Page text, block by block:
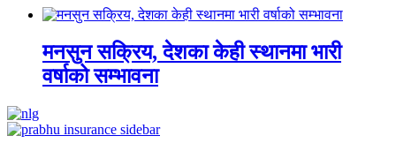
मनसुन सक्रिय, देशका केही स्थानमा भारी
वर्षाको सम्भावना